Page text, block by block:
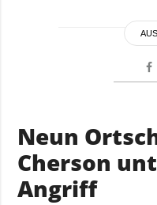
Neun
Cherson
Angriff